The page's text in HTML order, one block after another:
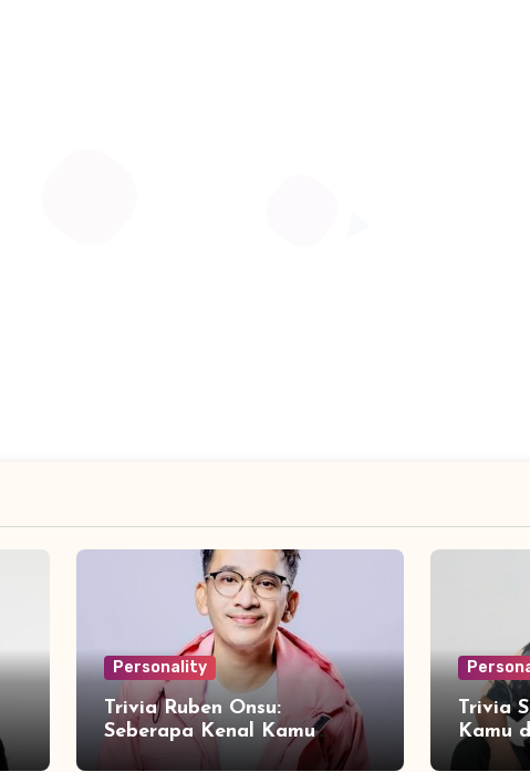
Personality
Trivia Ruben Onsu:
Seberapa Kenal Kamu
dengan Sang Presenter
Trivia
Kamu